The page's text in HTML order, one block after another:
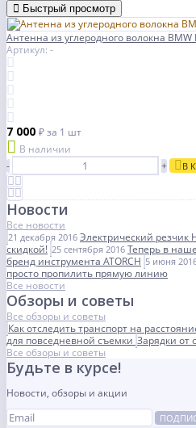
Быстрый просмотр
Антенна из углеродного волокна BMW
Артикул: -
7 000 ₽за 1 шт
В наличии
-
+ В
Новости
Все новости
21 декабря 2016 Электрический резчик
скидкой! 25 сентября 2016 Теперь в
бренд инструмента ATORCH 5 июня
просто пропилить прямую линию
Все новости
Обзоры и советы
Все обзоры и советы
Как отследить транспорт на
для повседневной съемки Зарядки от
Все обзоры и советы
Будьте в курсе!
Новости, обзоры и акции